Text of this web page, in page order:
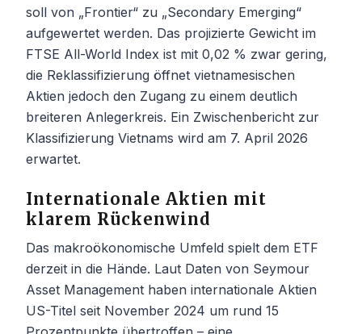
soll von „Frontier“ zu „Secondary Emerging“
aufgewertet werden. Das projizierte Gewicht im
FTSE All-World Index ist mit 0,02 % zwar gering,
die Reklassifizierung öffnet vietnamesischen
Aktien jedoch den Zugang zu einem deutlich
breiteren Anlegerkreis. Ein Zwischenbericht zur
Klassifizierung Vietnams wird am 7. April 2026
erwartet.
Internationale Aktien mit
klarem Rückenwind
Das makroökonomische Umfeld spielt dem ETF
derzeit in die Hände. Laut Daten von Seymour
Asset Management haben internationale Aktien
US-Titel seit November 2024 um rund 15